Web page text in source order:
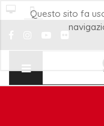
Questo sito fa